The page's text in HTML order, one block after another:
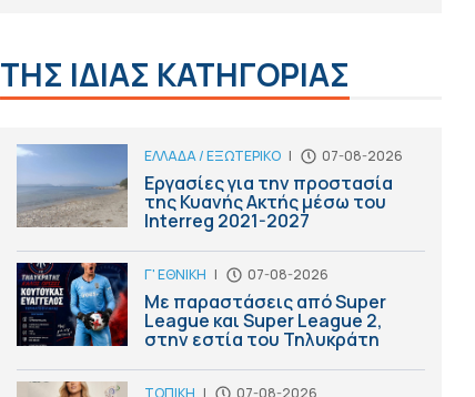
ΤΗΣ ΙΔΙΑΣ ΚΑΤΗΓΟΡΙΑΣ
ΕΛΛΑΔΑ / ΕΞΩΤΕΡΙΚΟ | 07-08-2026
Εργασίες για την προστασία
της Κυανής Ακτής μέσω του
Interreg 2021-2027
Γ' ΕΘΝΙΚΗ | 07-08-2026
Με παραστάσεις από Super
League και Super League 2,
στην εστία του Τηλυκράτη
ΤΟΠΙΚΗ | 07-08-2026